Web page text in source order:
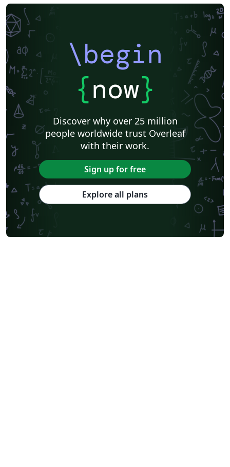
\begin
{now}
Discover why over 25 million
people worldwide trust Overleaf
with their work.
Sign up for free
Explore all plans